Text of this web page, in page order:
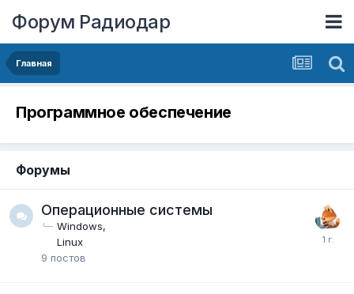
Форум Радиодар
Главная
Программное обеспечение
Форумы
Операционные системы
Windows
Linux
9 постов